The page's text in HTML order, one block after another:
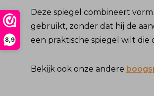
8,9
Deze spiegel combineert
gebruikt, zonder dat hij de
een praktische spiegel wilt die
Bekijk ook onze andere